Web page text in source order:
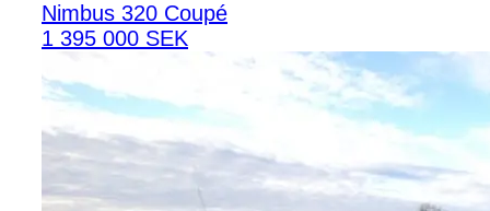
Nimbus 320 Coupé
1 395 000 SEK